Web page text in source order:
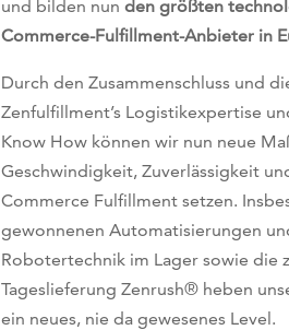
und bilden nun den größten
Commerce-Fulfillment-Anbieter in
Durch den Zusammenschluss und
Zenfulfillment’s Logistikexpertise
Know How können wir nun neue
Geschwindigkeit, Zuverlässigkeit
Commerce Fulfillment setzen.
gewonnenen Automatisierungen
Robotertechnik im Lager sowie die
Tageslieferung Zenrush® heben
ein neues, nie da gewesenes Level.